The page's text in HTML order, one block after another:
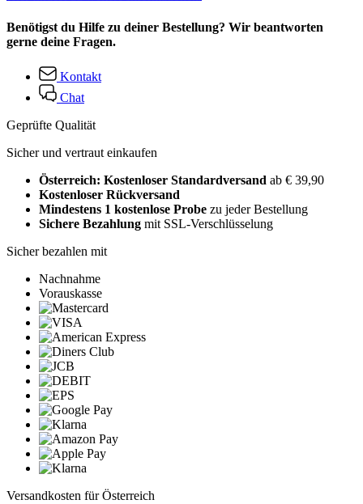
Benötigst du Hilfe zu deiner Bestellung? Wir beantworten
gerne deine Fragen.
Kontakt
Chat
Geprüfte Qualität
Sicher und vertraut einkaufen
Österreich: Kostenloser Standardversand ab € 39,90
Kostenloser Rückversand
Mindestens 1 kostenlose Probe zu jeder Bestellung
Sichere Bezahlung mit SSL-Verschlüsselung
Sicher bezahlen mit
Nachnahme
Vorauskasse
Versandkosten für Österreich